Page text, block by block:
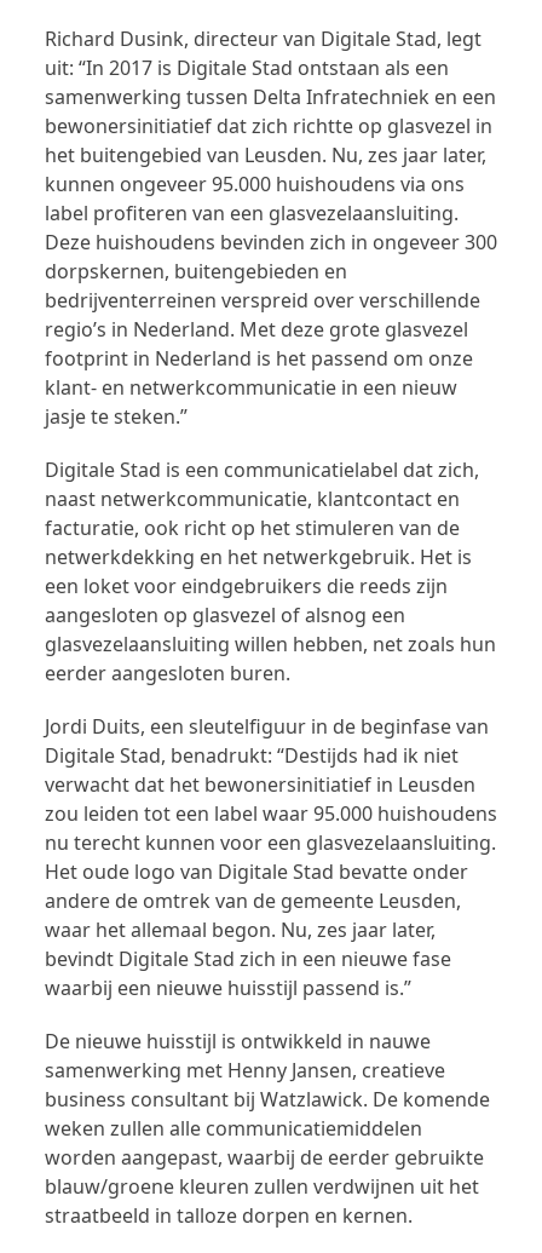
Richard Dusink, directeur van Digitale Stad, legt
uit: “In 2017 is Digitale Stad ontstaan als een
samenwerking tussen Delta Infratechniek en een
bewonersinitiatief dat zich richtte op glasvezel in
het buitengebied van Leusden. Nu, zes jaar later,
kunnen ongeveer 95.000 huishoudens via ons
label profiteren van een glasvezelaansluiting.
Deze huishoudens bevinden zich in ongeveer 300
dorpskernen, buitengebieden en
bedrijventerreinen verspreid over verschillende
regio’s in Nederland. Met deze grote glasvezel
footprint in Nederland is het passend om onze
klant- en netwerkcommunicatie in een nieuw
jasje te steken.”
Digitale Stad is een communicatielabel dat zich,
naast netwerkcommunicatie, klantcontact en
facturatie, ook richt op het stimuleren van de
netwerkdekking en het netwerkgebruik. Het is
een loket voor eindgebruikers die reeds zijn
aangesloten op glasvezel of alsnog een
glasvezelaansluiting willen hebben, net zoals hun
eerder aangesloten buren.
Jordi Duits, een sleutelfiguur in de beginfase van
Digitale Stad, benadrukt: “Destijds had ik niet
verwacht dat het bewonersinitiatief in Leusden
zou leiden tot een label waar 95.000 huishoudens
nu terecht kunnen voor een glasvezelaansluiting.
Het oude logo van Digitale Stad bevatte onder
andere de omtrek van de gemeente Leusden,
waar het allemaal begon. Nu, zes jaar later,
bevindt Digitale Stad zich in een nieuwe fase
waarbij een nieuwe huisstijl passend is.”
De nieuwe huisstijl is ontwikkeld in nauwe
samenwerking met Henny Jansen, creatieve
business consultant bij Watzlawick. De komende
weken zullen alle communicatiemiddelen
worden aangepast, waarbij de eerder gebruikte
blauw/groene kleuren zullen verdwijnen uit het
straatbeeld in talloze dorpen en kernen.